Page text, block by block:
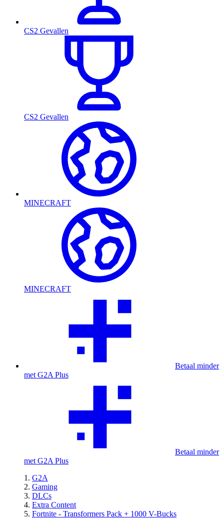
CS2 Gevallen
CS2 Gevallen
MINECRAFT
MINECRAFT
Betaal minder
met G2A Plus
Betaal minder
met G2A Plus
G2A
Gaming
DLCs
Extra Content
Fortnite - Transformers Pack + 1000 V-Bucks